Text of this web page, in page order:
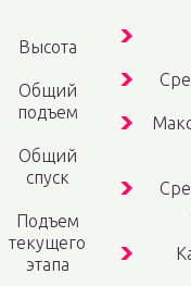
Высота
Общий
подъем
Общий
спуск
Подъем
текущего
этапа